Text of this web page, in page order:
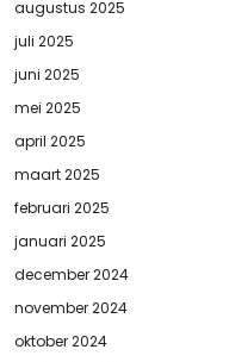
augustus 2025
juli 2025
juni 2025
mei 2025
april 2025
maart 2025
februari 2025
januari 2025
december 2024
november 2024
oktober 2024